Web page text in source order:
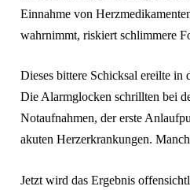
Einnahme von
wahrnimmt, riskiert schlimmere
Dieses bittere Schicksal ereilte in
Die Alarmglocken schrillten bei
Notaufnahmen, der erste
akuten Herzerkrankungen.
Jetzt wird das Ergebnis